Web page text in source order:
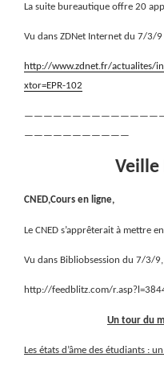
La suite bureautique offre 20
Vu dans ZDNet Internet du 7/3/9
http://www.zdnet.fr/actualites/
xtor=EPR-102
———————————
Veille
CNED,Cours en ligne,
Le CNED s’apprêterait à mettre
Vu dans Bibliobsession du 7/3/
http://feedblitz.com/
Un tour du
Les états d’âme des étudiants :